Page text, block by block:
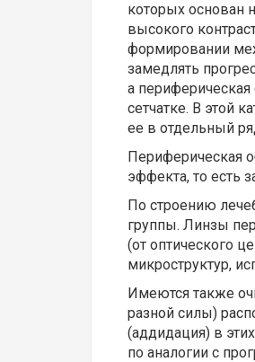
которых основан
высокого
формировании
замедлять
а
сетчатке. В этой
ее в отдельный
Периферическая
эффекта, то есть
По строению
группы. Линзы
(от оптического
микроструктур,
Имеются также
разной силы)
(аддидация) в
по аналогии с